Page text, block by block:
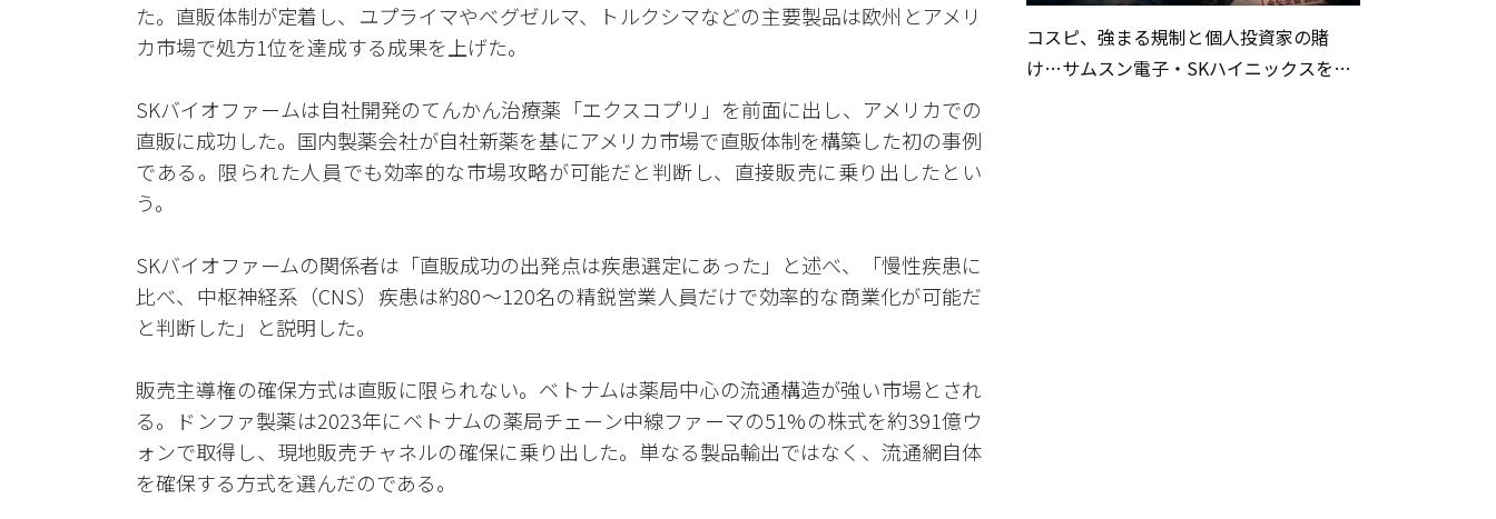
た。直販体制が定着し、ユプライマやベグゼルマ、トルクシマなどの主要製品は欧州とアメリ
カ市場で処方1位を達成する成果を上げた。
SKバイオファームは自社開発のてんかん治療薬「エクスコプリ」を前面に出し、アメリカでの
直販に成功した。国内製薬会社が自社新薬を基にアメリカ市場で直販体制を構築した初の事例
である。限られた人員でも効率的な市場攻略が可能だと判断し、直接販売に乗り出したとい
う。
SKバイオファームの関係者は「直販成功の出発点は疾患選定にあった」と述べ、「慢性疾患に
比べ、中枢神経系（CNS）疾患は約80～120名の精鋭営業人員だけで効率的な商業化が可能だ
と判断した」と説明した。
販売主導権の確保方式は直販に限られない。ベトナムは薬局中心の流通構造が強い市場とされ
る。ドンファ製薬は2023年にベトナムの薬局チェーン中線ファーマの51%の株式を約391億ウ
ォンで取得し、現地販売チャネルの確保に乗り出した。単なる製品輸出ではなく、流通網自体
を確保する方式を選んだのである。
コスピ、強まる規制と個人投資家の賭
け…サムスン電子・SKハイニックスを巡